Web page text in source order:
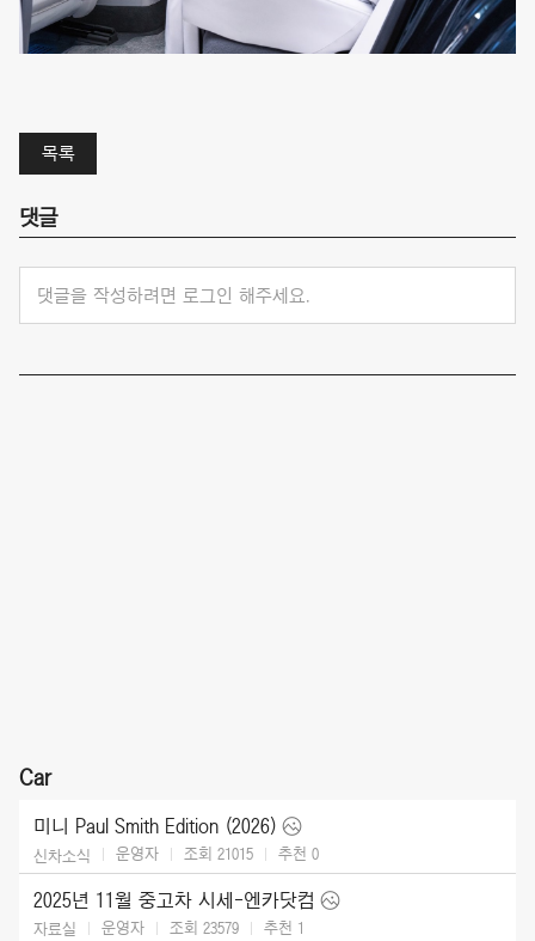
목록
댓글
댓글을 작성하려면 로그인 해주세요.
Car
미니 Paul Smith Edition (2026)
신차소식 운영자 조회 21015 추천 0
2025년 11월 중고차 시세-엔카닷컴
자료실 운영자 조회 23579 추천 1